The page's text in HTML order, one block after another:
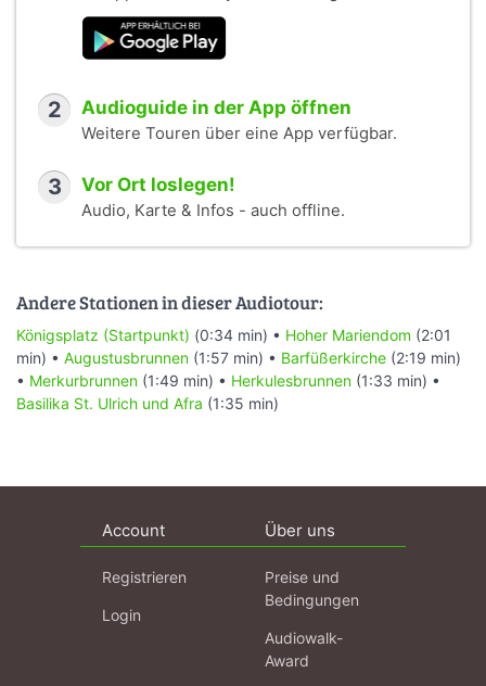
2 Audioguide in der App öffnen
Weitere Touren über eine App verfügbar.
3 Vor Ort loslegen!
Audio, Karte & Infos - auch offline.
Andere Stationen in dieser Audiotour:
Königsplatz (Startpunkt) (0:34 min) • Hoher Mariendom (2:01
min) • Augustusbrunnen (1:57 min) • Barfüßerkirche (2:19 min)
• Merkurbrunnen (1:49 min) • Herkulesbrunnen (1:33 min) •
Basilika St. Ulrich und Afra (1:35 min)
Account
Registrieren
Login
Über uns
Preise und
Bedingungen
Audiowalk-
Award